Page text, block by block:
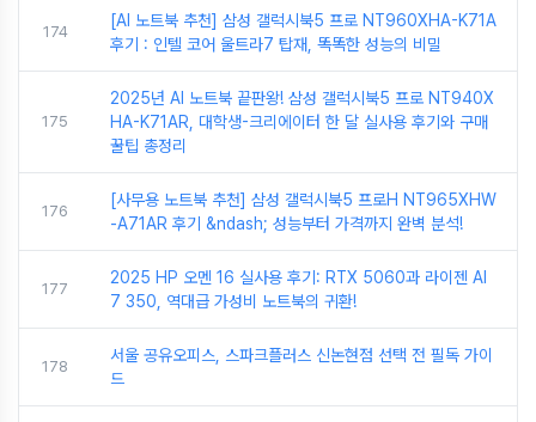
174
[AI 노트북 추천] 삼성 갤럭시북5 프로 NT960XHA-K71A
후기 : 인텔 코어 울트라7 탑재, 똑똑한 성능의 비밀
175
2025년 AI 노트북 끝판왕! 삼성 갤럭시북5 프로 NT940X
HA-K71AR, 대학생-크리에이터 한 달 실사용 후기와 구매
꿀팁 총정리
176
[사무용 노트북 추천] 삼성 갤럭시북5 프로H NT965XHW
-A71AR 후기 &ndash; 성능부터 가격까지 완벽 분석!
177
2025 HP 오멘 16 실사용 후기: RTX 5060과 라이젠 AI
7 350, 역대급 가성비 노트북의 귀환!
178
서울 공유오피스, 스파크플러스 신논현점 선택 전 필독 가이
드